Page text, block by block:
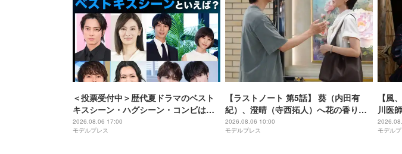
＜投票受付中＞歴代夏ドラマのベスト
キスシーン・ハグシーン・コンビは？
【モデルプレスランキング】
2026.08.06 17:00
モデルプレス
【ラストノート 第5話】 葵（内田有
紀）、澄晴（寺西拓人）へ花の香り感
じなくなった経緯明かす
2026.08.06 10:00
モデルプレス
【風
川医
モデル